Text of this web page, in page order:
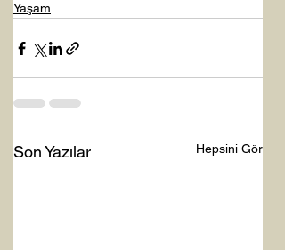
Yaşam
Son Yazılar Hepsini Gör